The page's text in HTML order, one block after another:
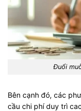
Đuổi
Bên cạnh đó, các
cầu chi phí duy trì